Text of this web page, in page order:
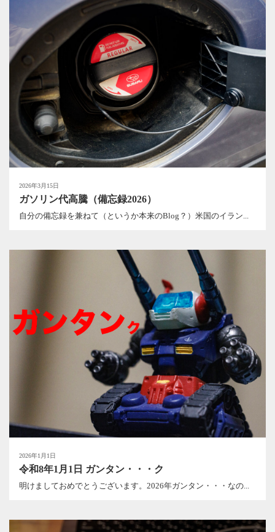
2026年3月15日
ガソリン代高騰（備忘録2026）
自分の備忘録を兼ねて（というか本来のBlog？）米国のイラン...
2026年1月1日
令和8年1月1日 ガンタン・・・ク
明けましておめでとうございます。2026年ガンタン・・・なの...